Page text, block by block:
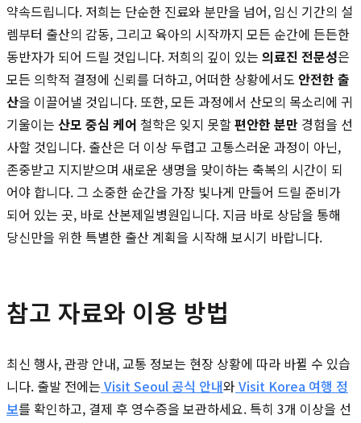
약속드립니다. 저희는 단순한 진료와 분만을 넘어, 임신 기간의 설
렘부터 출산의 감동, 그리고 육아의 시작까지 모든 순간에 든든한
동반자가 되어 드릴 것입니다. 저희의 깊이 있는 의료진 전문성은
모든 의학적 결정에 신뢰를 더하고, 어떠한 상황에서도 안전한 출
산을 이끌어낼 것입니다. 또한, 모든 과정에서 산모의 목소리에 귀
기울이는 산모 중심 케어 철학은 잊지 못할편안한 분만 경험을 선
사할 것입니다. 출산은 더 이상 두렵고 고통스러운 과정이 아닌,
존중받고 지지받으며 새로운 생명을 맞이하는 축복의 시간이 되
어야 합니다. 그 소중한 순간을 가장 빛나게 만들어 드릴 준비가
되어 있는 곳, 바로 산본제일병원입니다. 지금 바로 상담을 통해
당신만을 위한 특별한 출산 계획을 시작해 보시기 바랍니다.
참고 자료와 이용 방법
최신 행사, 관광 안내, 교통 정보는 현장 상황에 따라 바뀔 수 있습
니다. 출발 전에는 Visit Seoul 공식 안내와 Visit Korea 여행 정
보를 확인하고, 결제 후 영수증을 보관하세요. 특히 3개 이상을 선